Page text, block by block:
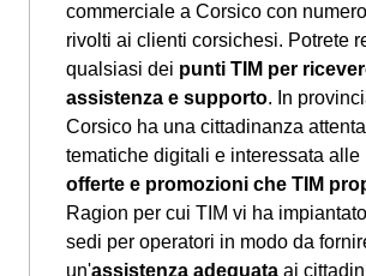
commerciale a Corsico con
rivolti ai clienti corsichesi. Potrete
qualsiasi dei punti TIM per
assistenza e supporto. In
Corsico ha una cittadinanza
tematiche digitali e interessata alle
offerte e promozioni che TIM
Ragion per cui TIM vi ha
sedi per operatori in modo da
un'assistenza adeguata ai